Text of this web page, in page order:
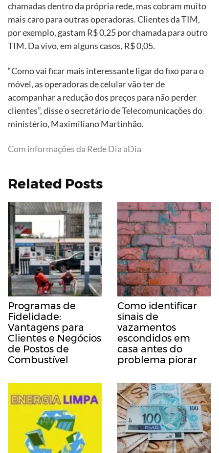
chamadas dentro da própria rede, mas cobram muito
mais caro para outras operadoras. Clientes da TIM,
por exemplo, gastam R$ 0,25 por chamada para outro
TIM. Da vivo, em alguns casos, R$ 0,05.
“Como vai ficar mais interessante ligar do fixo para o
móvel, as operadoras de celular vão ter de
acompanhar a redução dos preços para não perder
clientes”, disse o secretário de Telecomunicações do
ministério, Maximiliano Martinhão.
Com informações da Rede Dia aDia
Related Posts
Programas de
Fidelidade:
Vantagens para
Clientes e Negócios
de Postos de
Combustível
Como identificar
sinais de
vazamentos
escondidos em
casa antes do
problema piorar